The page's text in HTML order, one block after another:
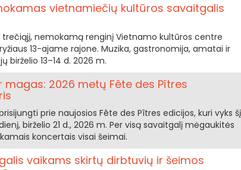
vietnamiečių kultūros savaitgalis
nemokamą renginį Vietnamo kultūros centre
13-ajame rajone. Muzika, gastronomija, amatai ir
birželio 13–14 d. 2026 m.
2026 metų Fête des Pîtres
prie naujosios Fête des Pîtres edicijos, kuri vyks šį
birželio 21 d., 2026 m. Per visą savaitgalį mėgaukitės
koncertais visai šeimai.
vaikams skirtų dirbtuvių ir šeimos